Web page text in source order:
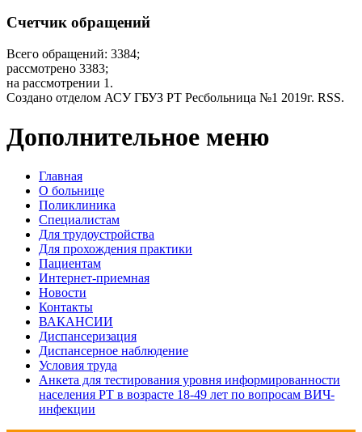
Счетчик обращений
Всего обращений: 3384;
рассмотрено 3383;
на рассмотрении 1.
Создано отделом АСУ ГБУЗ РТ Ресбольница №1 2019г. RSS.
Дополнительное меню
Главная
О больнице
Поликлиника
Специалистам
Для трудоустройства
Для прохождения практики
Пациентам
Интернет-приемная
Новости
Контакты
ВАКАНСИИ
Диспансеризация
Диспансерное наблюдение
Условия труда
Анкета для тестирования уровня информированности
населения РТ в возрасте 18-49 лет по вопросам ВИЧ-
инфекции